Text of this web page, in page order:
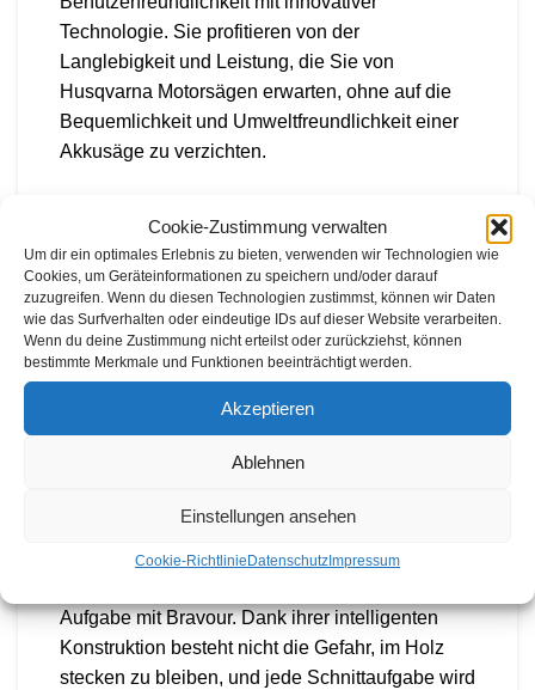
Cookie-Zustimmung verwalten
Um dir ein optimales Erlebnis zu bieten, verwenden wir Technologien wie
Cookies, um Geräteinformationen zu speichern und/oder darauf
zuzugreifen. Wenn du diesen Technologien zustimmst, können wir Daten
wie das Surfverhalten oder eindeutige IDs auf dieser Website verarbeiten.
Wenn du deine Zustimmung nicht erteilst oder zurückziehst, können
bestimmte Merkmale und Funktionen beeinträchtigt werden.
Akzeptieren
Ablehnen
Einstellungen ansehen
Cookie-Richtlinie Datenschutz Impressum
Technologie. Sie profitieren von der
Langlebigkeit und Leistung, die Sie von
Husqvarna Motorsägen erwarten, ohne auf die
Bequemlichkeit und Umweltfreundlichkeit einer
Akkusäge zu verzichten.
maximalem Drehmoment und der Fähigkeit,
auch schwere Sägearbeiten zu bewältigen,
überzeugt. Der gut ausbalancierte Sägekörper
garantiert eine einfache Handhabung und
Kontrolle, was besonders unerfahrenen
Anwendern zu Gute kommt. Starten Sie die Säge
ohne Mühe und genießen Sie ein
eine durchdachte Konstruktion und hochwertige
Ob Sie Brennholz schneiden oder Bäume fällen
Aufgabe mit Bravour. Dank ihrer intelligenten
Konstruktion besteht nicht die Gefahr, im Holz
stecken zu bleiben, und jede Schnittaufgabe wird